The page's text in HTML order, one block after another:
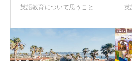
英語教育について思うこと
英